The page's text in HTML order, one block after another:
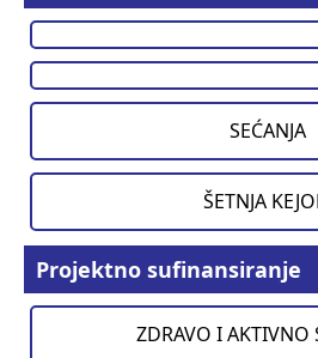
SEĆANJA
ŠETNJA
Projektno sufinansiranje
ZDRAVO I AKTIVNO